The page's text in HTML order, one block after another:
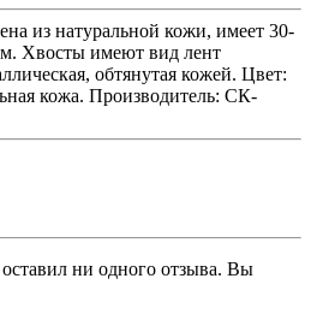
из натуральной кожи, имеет 30-
Хвосты имеют вид лент
обтянутая кожей. Цвет:
кожа. Производитель: СК-
ни одного отзыва. Вы